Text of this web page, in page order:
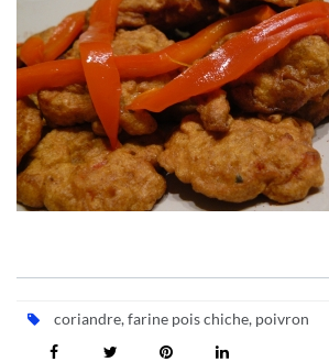
coriandre,farine pois chiche, poivron